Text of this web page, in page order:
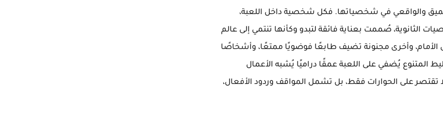
والواقعي في شخصياتها. فكل شخصية داخل اللعبة،
الثانوية، صُممت بعناية فائقة لتبدو وكأنها تنتمي إلى عالم
وأخرى مجنونة تضيف طابعًا فوضويًا ممتعًا، وأشخاصًا
المتنوع يُضفي على اللعبة عمقًا دراميًا يُشبه الأعمال
تقتصر على الحوارات فقط، بل تشمل المواقف وردود الأفعال،